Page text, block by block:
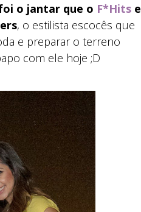
o jantar que o F*Hits e
, o estilista escocês que
e preparar o terreno
com ele hoje ;D